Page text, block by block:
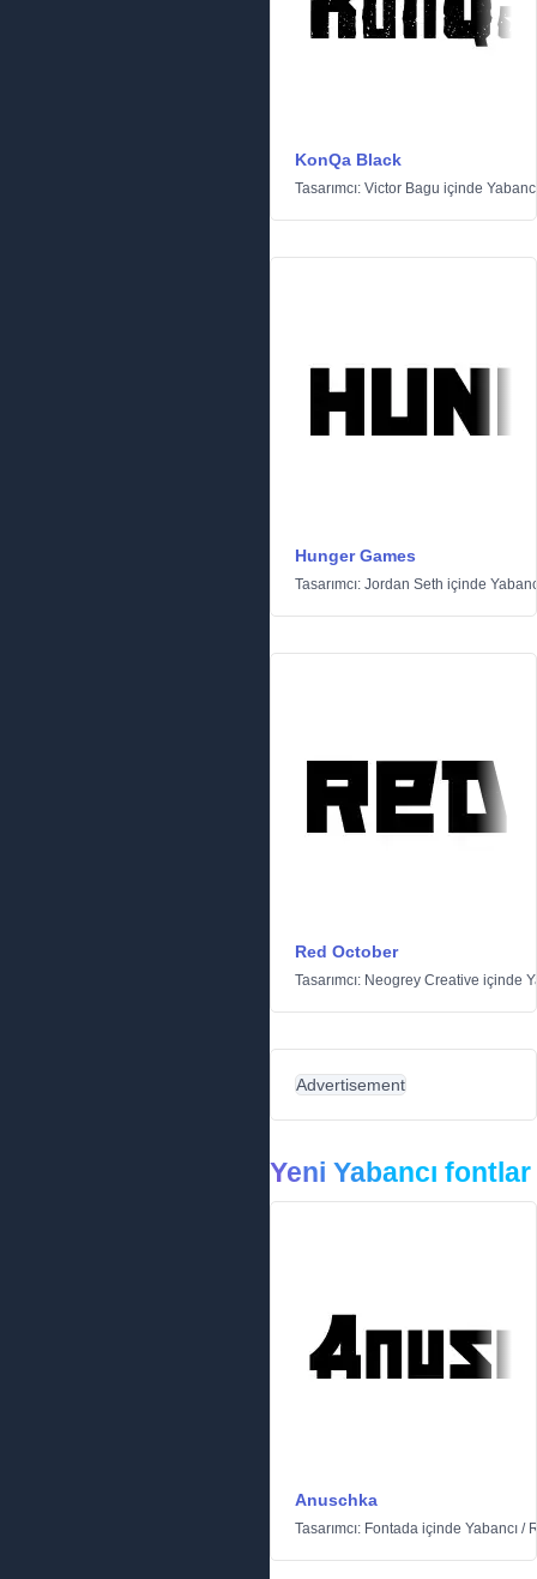
KonQa Black
Tasarımcı: Victor Bagu içinde
Hunger Games
Tasarımcı: Jordan Seth içinde
Red October
Tasarımcı: Neogrey Creative içinde
Advertisement
Yeni Yabancı fontlar
Anuschka
Tasarımcı: Fontada içinde Yabancı /